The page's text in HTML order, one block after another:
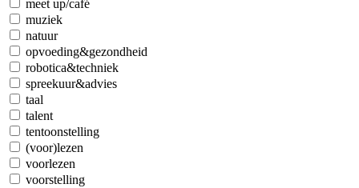
meet up/café
muziek
natuur
opvoeding&gezondheid
robotica&techniek
spreekuur&advies
taal
talent
tentoonstelling
(voor)lezen
voorlezen
voorstelling